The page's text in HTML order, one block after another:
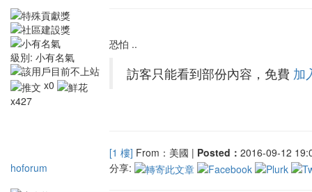
級別: 小有名氣
x0
x427
恐怕 ..
訪客只能看到部份內容，免費 加
[1 樓] From：美國 | Posted： 2016-09-12
hoforum
分享: